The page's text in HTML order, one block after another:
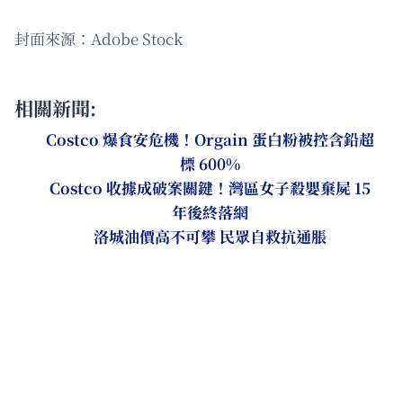
封面來源：Adobe Stock
相關新聞:
Costco 爆食安危機！Orgain 蛋白粉被控含鉛超
標 600%
Costco 收據成破案關鍵！灣區女子殺嬰棄屍 15
年後終落網
洛城油價高不可攀 民眾自救抗通脹